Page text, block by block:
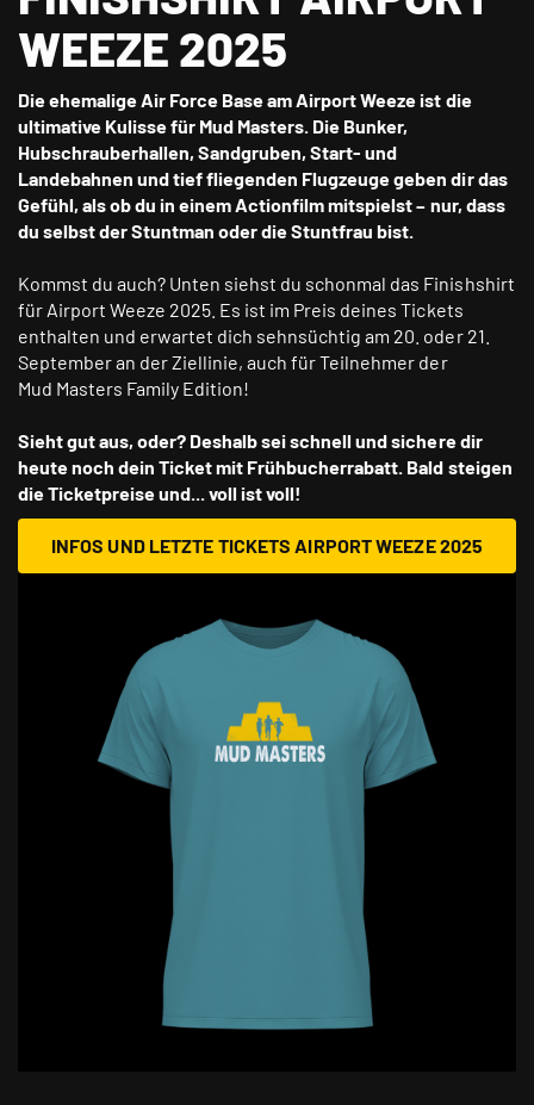
WEEZE 2025
Die ehemalige Air Force Base am Airport Weeze ist die
ultimative Kulisse für Mud Masters. Die Bunker,
Hubschrauberhallen, Sandgruben, Start- und
Landebahnen und tief fliegenden Flugzeuge geben dir das
Gefühl, als ob du in einem Actionfilm mitspielst – nur, dass
du selbst der Stuntman oder die Stuntfrau bist.
Kommst du auch? Unten siehst du schonmal das Finishshirt
für Airport Weeze 2025. Es ist im Preis deines Tickets
enthalten und erwartet dich sehnsüchtig am 20. oder 21.
September an der Ziellinie, auch für Teilnehmer der
Mud Masters Family Edition!
Sieht gut aus, oder? Deshalb sei schnell und sichere dir
heute noch dein Ticket mit Frühbucherrabatt. Bald steigen
die Ticketpreise und... voll ist voll!
INFOS UND LETZTE TICKETS AIRPORT WEEZE 2025